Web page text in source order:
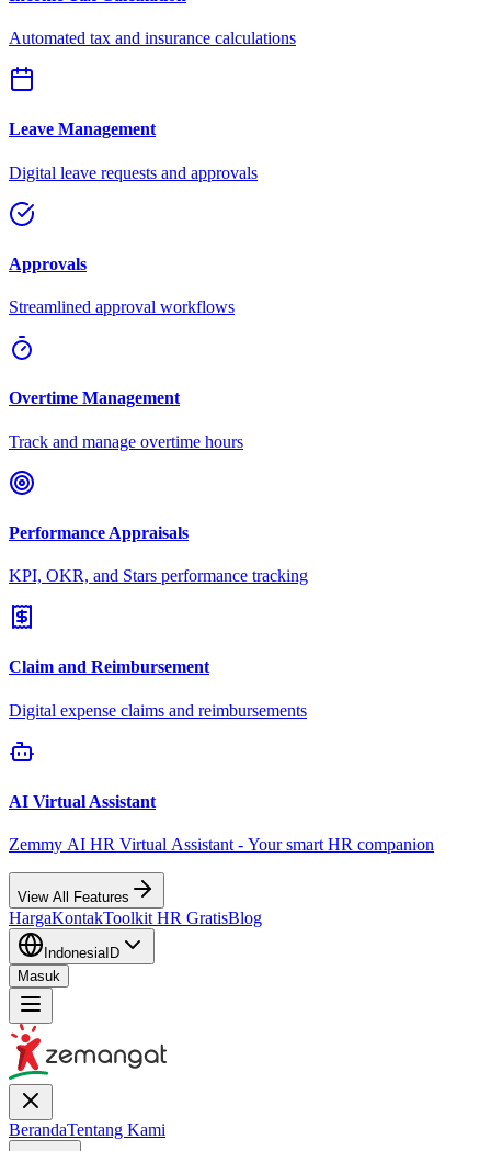
Automated tax and insurance calculations
Leave Management
Digital leave requests and approvals
Approvals
Streamlined approval workflows
Overtime Management
Track and manage overtime hours
Performance Appraisals
KPI, OKR, and Stars performance tracking
Claim and Reimbursement
Digital expense claims and reimbursements
AI Virtual Assistant
Zemmy AI HR Virtual Assistant - Your smart HR companion
View All Features
HargaKontakToolkit HR GratisBlog
IndonesiaID
Masuk
BerandaTentang Kami